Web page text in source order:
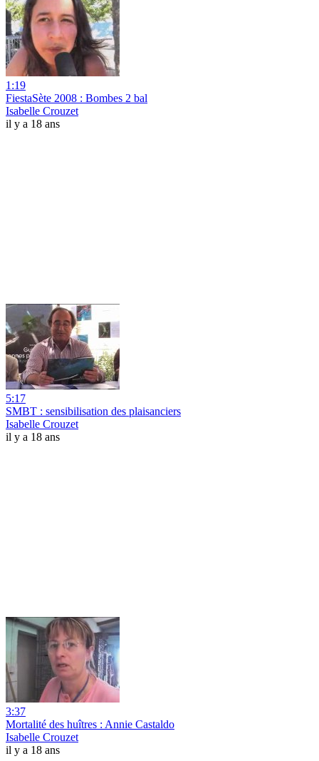
1:19
FiestaSète 2008 : Bombes 2 bal
Isabelle Crouzet
il y a 18 ans
5:17
SMBT : sensibilisation des plaisanciers
Isabelle Crouzet
il y a 18 ans
3:37
Mortalité des huîtres : Annie Castaldo
Isabelle Crouzet
il y a 18 ans